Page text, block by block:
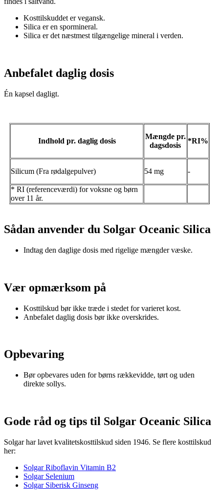
Kosttilskuddet er vegansk.
Silica er en spormineral.
Silica er det næstmest tilgængelige mineral i verden.
Anbefalet daglig dosis
Én kapsel dagligt.
Indhold pr. daglig dosis
Mængde pr.
dagsdosis
*RI%
Silicum (Fra rødalgepulver) 54 mg -
* RI (referenceværdi) for voksne og børn
over 11 år.
Sådan anvender du Solgar Oceanic Silica
Indtag den daglige dosis med rigelige mængder væske.
Vær opmærksom på
Kosttilskud bør ikke træde i stedet for varieret kost.
Anbefalet daglig dosis bør ikke overskrides.
Opbevaring
Bør opbevares uden for børns rækkevidde, tørt og uden
direkte sollys.
Gode råd og tips til Solgar Oceanic Silica
Solgar har lavet kvalitetskosttilskud siden 1946. Se flere kosttilskud
her:
Solgar Riboflavin Vitamin B2
Solgar Selenium
Solgar Siberisk Ginseng